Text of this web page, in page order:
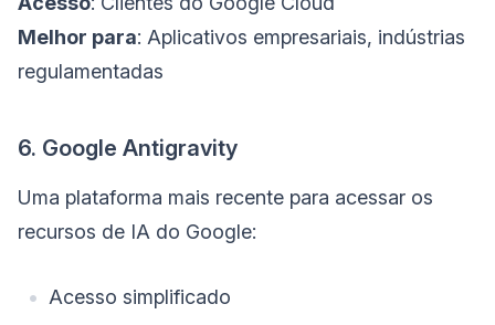
Melhor para: Aplicativos empresariais, indústrias
regulamentadas
6. Google Antigravity
Uma plataforma mais recente para acessar os
recursos de IA do Google:
Acesso simplificado